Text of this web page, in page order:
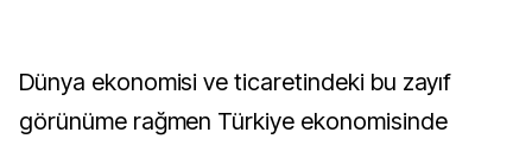
Dünya ekonomisi ve ticaretindeki bu zayıf
görünüme rağmen Türkiye ekonomisinde